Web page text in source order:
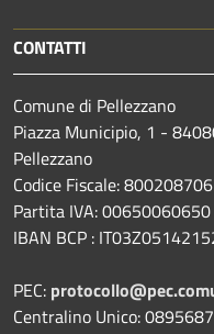
CONTATTI
Comune di Pellezzano
Piazza Municipio, 1 -
Pellezzano
Codice Fiscale:
Partita IVA: 00650060650
IBAN BCP :
PEC:
Centralino Unico: